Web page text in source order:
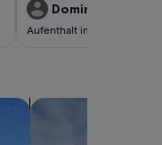
Dominik M.
Aufenthalt im Sept. 2023
Suche nach Chalets